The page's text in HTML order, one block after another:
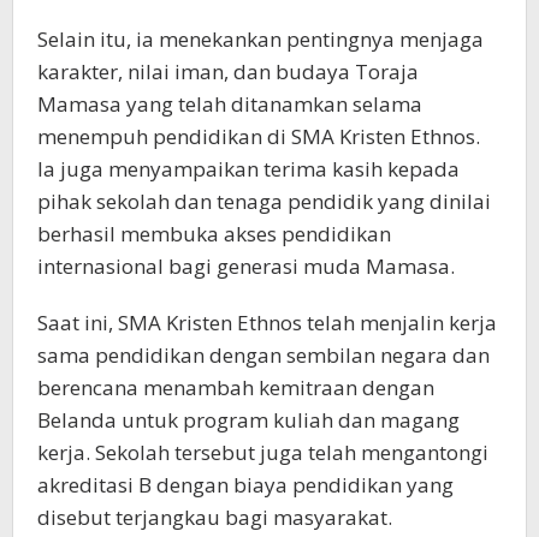
Selain itu, ia menekankan pentingnya menjaga
karakter, nilai iman, dan budaya Toraja
Mamasa yang telah ditanamkan selama
menempuh pendidikan di SMA Kristen Ethnos.
Ia juga menyampaikan terima kasih kepada
pihak sekolah dan tenaga pendidik yang dinilai
berhasil membuka akses pendidikan
internasional bagi generasi muda Mamasa.
Saat ini, SMA Kristen Ethnos telah menjalin kerja
sama pendidikan dengan sembilan negara dan
berencana menambah kemitraan dengan
Belanda untuk program kuliah dan magang
kerja. Sekolah tersebut juga telah mengantongi
akreditasi B dengan biaya pendidikan yang
disebut terjangkau bagi masyarakat.